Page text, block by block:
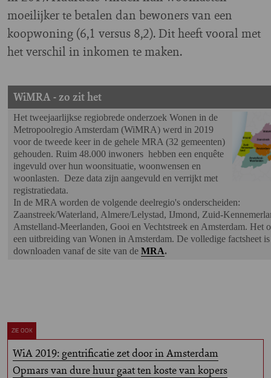
moeilijker te betalen dan bewoners van een
koopwoning (6,1 versus 8,2). Dit heeft vooral met
het verschil in inkomen te maken.
WiMRA - zo zit het
Het tweejaarlijkse regiobrede onderzoek Wonen in de
Metropoolregio Amsterdam (WiMRA) werd in 2019
voor de tweede keer in de gehele MRA (32 gemeenten)
gehouden. Ruim 48.000 inwoners hebben een enquête
ingevuld over hun woonsituatie, woonwensen en
woonlasten. Deze data zijn aangevuld en verrijkt met
registratiedata.
In de MRA worden de volgende deelregio's onderscheiden:
Zaanstreek/Waterland, Almere/Lelystad, IJmond, Zuid-
Amstelland-Meerlanden, Gooi en Vechtstreek en Amsterdam. Het
een uitbreiding van Wonen in Amsterdam. De volledige factsheet
downloaden vanaf de site van de MRA.
ZIE OOK
WiA 2019: gentrificatie zet door in Amsterdam
Opmars van dure huur gaat ten koste van kopers